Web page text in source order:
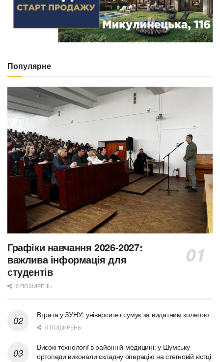
Популярне
Графіки навчання 2026-2027:
важлива інформація для
студентів
0 ПОШИРЕНЬ
Втрата у ЗУНУ: університет сумує за видатним колегою
0 ПОШИРЕНЬ
Високі технології в районній медицині: у Шумську
ортопеди виконали складну операцію на стегновій кістці